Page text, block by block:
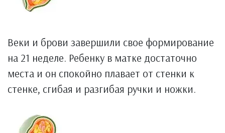
Веки и брови завершили свое формирование
на 21 неделе. Ребенку в матке достаточно
места и он спокойно плавает от стенки к
стенке, сгибая и разгибая ручки и ножки.